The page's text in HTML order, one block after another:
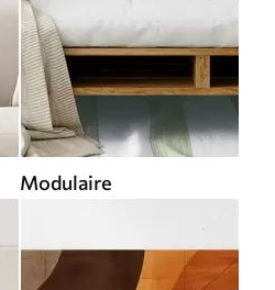
Modulaire